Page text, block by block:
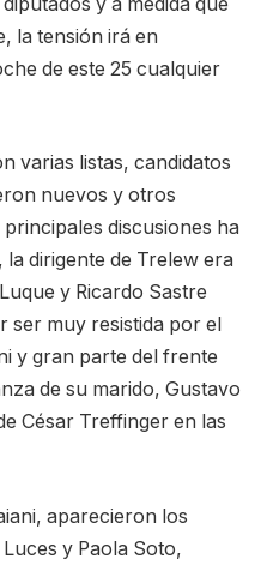
la tensión irá en
de este 25 cualquier
varias listas, candidatos
nuevos y otros
discusiones ha
dirigente de Trelew era
y Ricardo Sastre
muy resistida por el
y gran parte del frente
de su marido, Gustavo
César Treffinger en las
aparecieron los
y Paola Soto,